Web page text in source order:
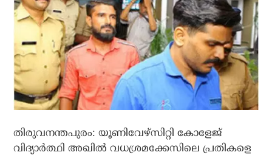
തിരുവനന്തപുരം: യൂണിവേഴ്‌സിറ്റി കോളേജ്
വിദ്യാര്‍ത്ഥി അഖില്‍ വധശ്രമക്കേസിലെ പ്രതികളെ